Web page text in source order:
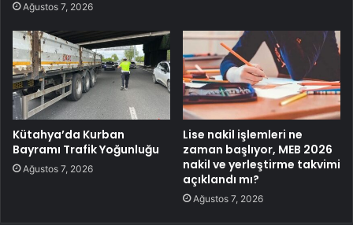
Ağustos 7, 2026
Kütahya’da Kurban
Bayramı Trafik Yoğunluğu
Ağustos 7, 2026
Lise nakil işlemleri ne
zaman başlıyor, MEB 2026
nakil ve yerleştirme takvimi
açıklandı mı?
Ağustos 7, 2026